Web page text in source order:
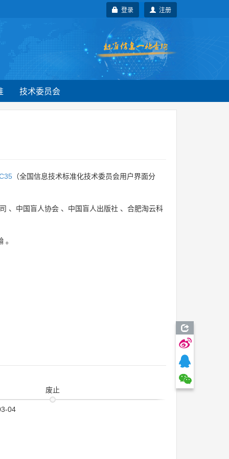
注册
登录
技术委员会
（全国信息技术标准化技术委员会用户界面分
、 中国盲人协会 、 中国盲人出版社 、 合肥淘云科
。
04
废止